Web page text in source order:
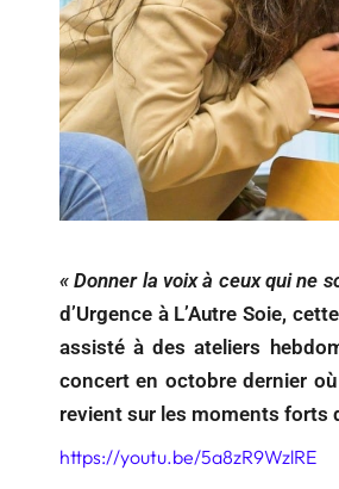
« Donner la voix à ceux qui ne
d’Urgence à L’Autre Soie,
assisté à des ateliers
concert en octobre dernier
revient sur les moments forts
https://youtu.be/5a8zR9WzlRE